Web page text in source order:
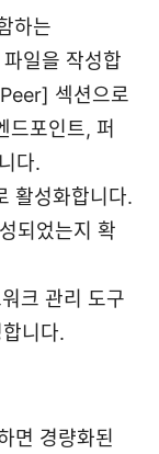
하는
일을 작성합
섹션으로
드포인트, 퍼
다.
활성화합니다.
되었는지 확
크 관리 도구
니다.
면 경량화된